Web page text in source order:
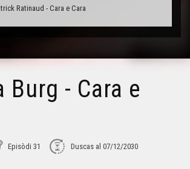
Ratinaud - Cara e Cara
Alranq - Cara e Cara
Burg - Cara e
Episòdi 31 Duscas al 07/12/2030